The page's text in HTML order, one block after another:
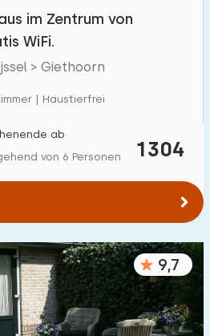
im Zentrum von
WiFi.
> Giethoorn
| Haustierfrei
1304
ab
von 6 Personen
9,7